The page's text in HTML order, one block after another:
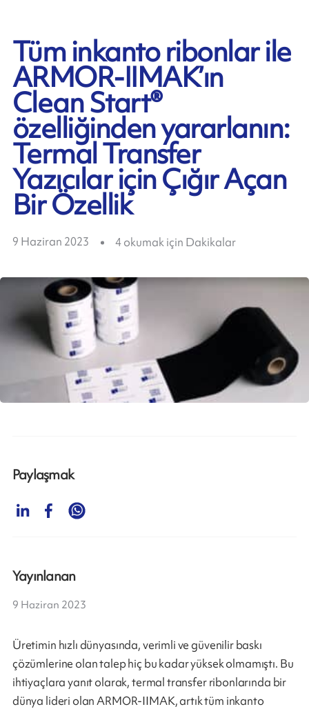
Tüm inkanto ribonlar ile
ARMOR-IIMAK’ın
Clean Start®
özelliğinden yararlanın:
Termal Transfer
Yazıcılar için Çığır Açan
Bir Özellik
9 Haziran 2023 4okumak için Dakikalar
Üretimin hızlı dünyasında, verimli ve güvenilir baskı
çözümlerine olan talep hiç bu kadar yüksek olmamıştı. Bu
ihtiyaçlara yanıt olarak, termal transfer ribonlarında bir
dünya lideri olan ARMOR-IIMAK, artık tüm inkanto
Paylaşmak
Yayınlanan
9 Haziran 2023